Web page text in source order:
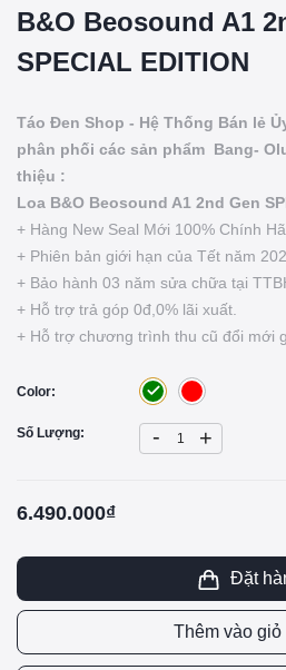
B&O Beosound A1
SPECIAL EDITION
Táo Đen Shop - Hệ Thống Bán lẻ
phân phối các sản phẩm Bang-
thiệu :
Loa B&O Beosound A1 2nd Gen
+ Hàng New Seal Mới 100% Chính
+ Phiên bản giới hạn của Tết năm
+ Bảo hành 03 năm sửa chữa tại
+ Hỗ trợ trả góp 0đ,0% lãi xuất.
+ Hỗ trợ chương trình thu cũ đổi mới
Color:
Số Lượng: - +
6.490.000₫
Đặt
Thêm vào giỏ